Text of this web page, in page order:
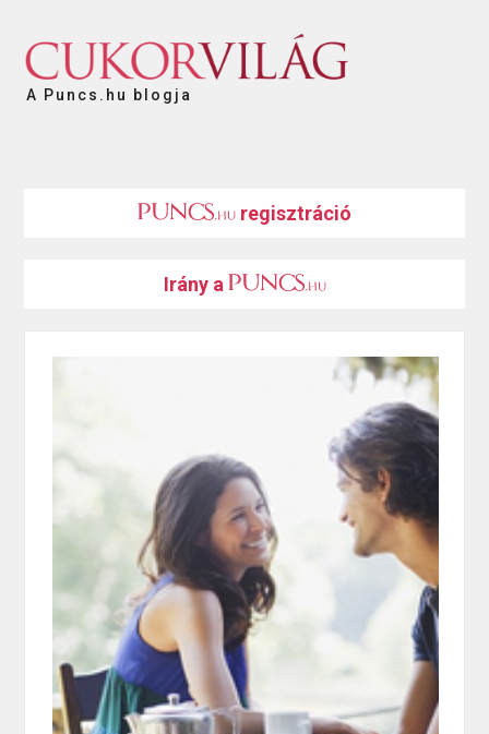
A Puncs.hu blogja
regisztráció
Irány a